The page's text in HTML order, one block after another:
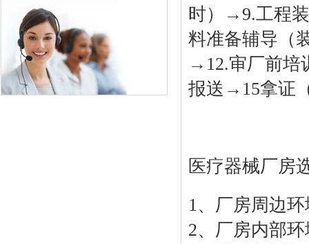
时）→9.工程
料准备辅导（
→12.审厂前培
报送→15拿证
医疗器械厂房
1、厂房周边
2、厂房内部